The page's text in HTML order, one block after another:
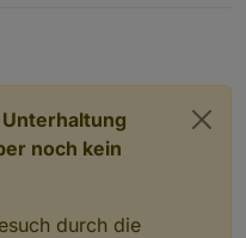
noch kein
durch die